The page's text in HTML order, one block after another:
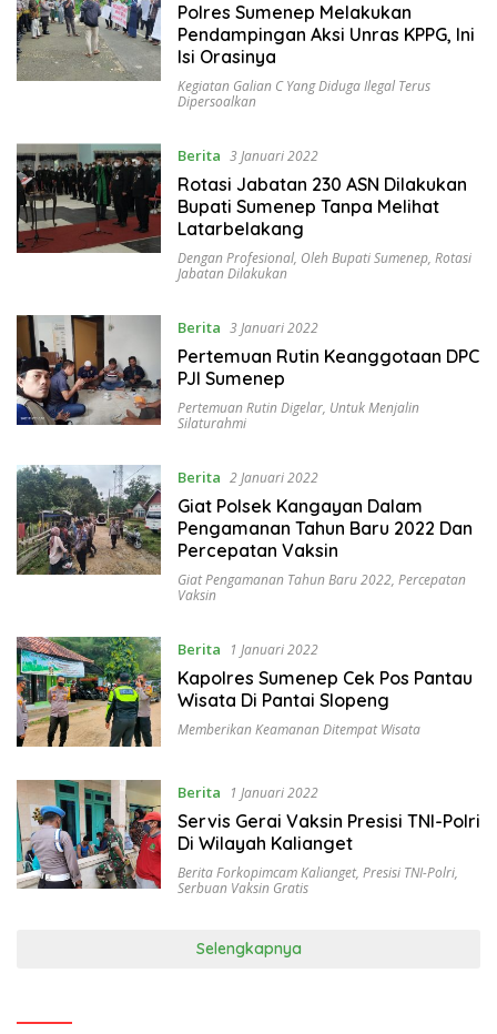
Polres Sumenep Melakukan
Pendampingan Aksi Unras KPPG, Ini
Isi Orasinya
Kegiatan Galian C Yang Diduga Ilegal Terus
Dipersoalkan
Berita 3 Januari 2022
Rotasi Jabatan 230 ASN Dilakukan
Bupati Sumenep Tanpa Melihat
Latarbelakang
Dengan Profesional, Oleh Bupati Sumenep, Rotasi
Jabatan Dilakukan
Berita 3 Januari 2022
Pertemuan Rutin Keanggotaan DPC
PJI Sumenep
Pertemuan Rutin Digelar, Untuk Menjalin
Silaturahmi
Berita 2 Januari 2022
Giat Polsek Kangayan Dalam
Pengamanan Tahun Baru 2022 Dan
Percepatan Vaksin
Giat Pengamanan Tahun Baru 2022, Percepatan
Vaksin
Berita 1 Januari 2022
Kapolres Sumenep Cek Pos Pantau
Wisata Di Pantai Slopeng
Memberikan Keamanan Ditempat Wisata
Berita 1 Januari 2022
Servis Gerai Vaksin Presisi TNI-Polri
Di Wilayah Kalianget
Berita Forkopimcam Kalianget, Presisi TNI-Polri,
Serbuan Vaksin Gratis
Selengkapnya